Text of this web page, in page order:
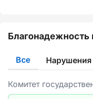
Благонадежность
Все Нарушения
Комитет